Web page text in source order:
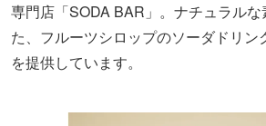
専門店「SODA BAR」。ナチュラル
た、フルーツシロップのソーダドリン
を提供しています。